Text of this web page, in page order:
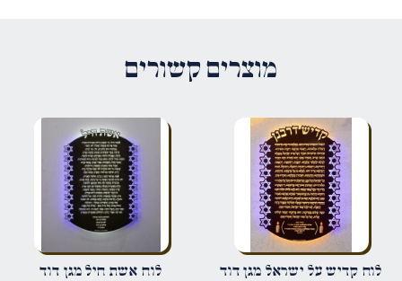
הביקורת שלך*
שם*
מוצרים קשורים
לוח קדיש על ישראל מגן דוד לוח אשת חיל מגן דוד